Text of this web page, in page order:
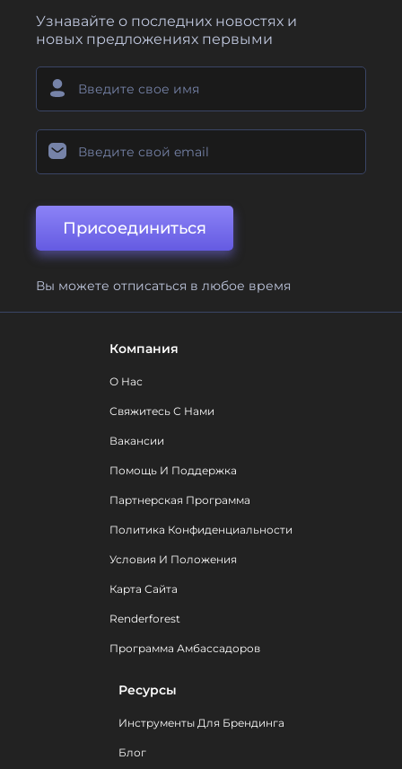
Узнавайте о последних новостях и
новых предложениях первыми
Присоединиться
Вы можете отписаться в любое время
Компания
О Нас
Свяжитесь С Нами
Вакансии
Помощь И Поддержка
Партнерская Программа
Политика Конфиденциальности
Условия И Положения
Карта Сайта
Renderforest
Программа Амбассадоров
Ресурсы
Инструменты Для Брендинга
Блог